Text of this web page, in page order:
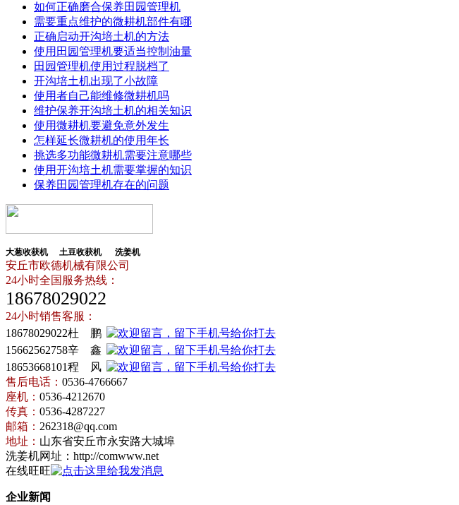
如何正确磨合保养田园管理机
需要重点维护的微耕机部件有哪
正确启动开沟培土机的方法
使用田园管理机要适当控制油量
田园管理机使用过程脱档了
开沟培土机出现了小故障
使用者自己能维修微耕机吗
维护保养开沟培土机的相关知识
使用微耕机要避免意外发生
怎样延长微耕机的使用年长
挑选多功能微耕机需要注意哪些
使用开沟培土机需要掌握的知识
保养田园管理机存在的问题
大葱收获机 土豆收获机 洗姜机
安丘市欧德机械有限公司
24小时全国服务热线：
18678029022
24小时销售客服：
18678029022杜 鹏
15662562758辛 鑫
18653668101程 风
售后电话： 0536-4766667
座机： 0536-4212670
传真： 0536-4287227
邮箱： 262318@qq.com
地址： 山东省安丘市永安路大城埠
洗姜机网址：http://comwww.net
在线旺旺
企业新闻